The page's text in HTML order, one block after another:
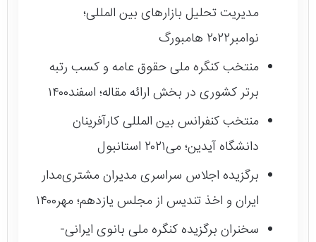
مدیریت تحلیل بازارهای بین المللی؛
نوامبر۲۰۲۲ هامبورگ
منتخب کنگره ملی حقوق عامه و کسب رتبه
برتر کشوری در بخش ارائه مقاله؛ اسفند۱۴۰۰
منتخب کنفرانس بین المللی کارآفرینان
دانشگاه آیدین؛ می۲۰۲۱ استانبول
برگزیده اجلاس سراسری مدیران مشتری‌مدار
ایران و اخذ تندیس از مجلس یازدهم؛ مهر۱۴۰۰
سخنران برگزیده کنگره ملی بانوی ایرانی-